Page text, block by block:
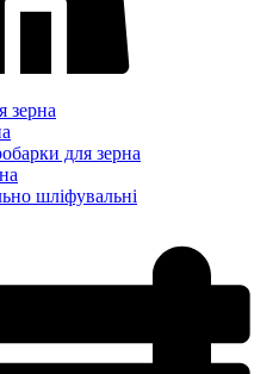
зерна
для зерна
шліфувальні